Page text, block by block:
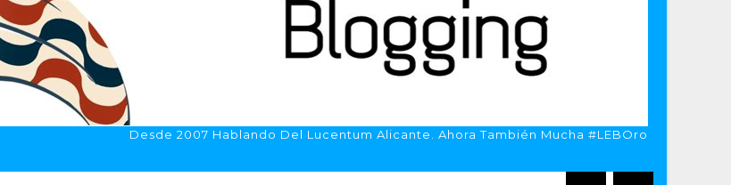
Desde 2007 Hablando Del Lucentum Alicante. Ahora También Mucha #LEBOro